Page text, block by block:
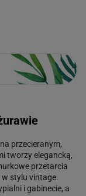
przecieranym,
tworzy elegancką,
przetarcia
stylu vintage.
i gabinecie, a